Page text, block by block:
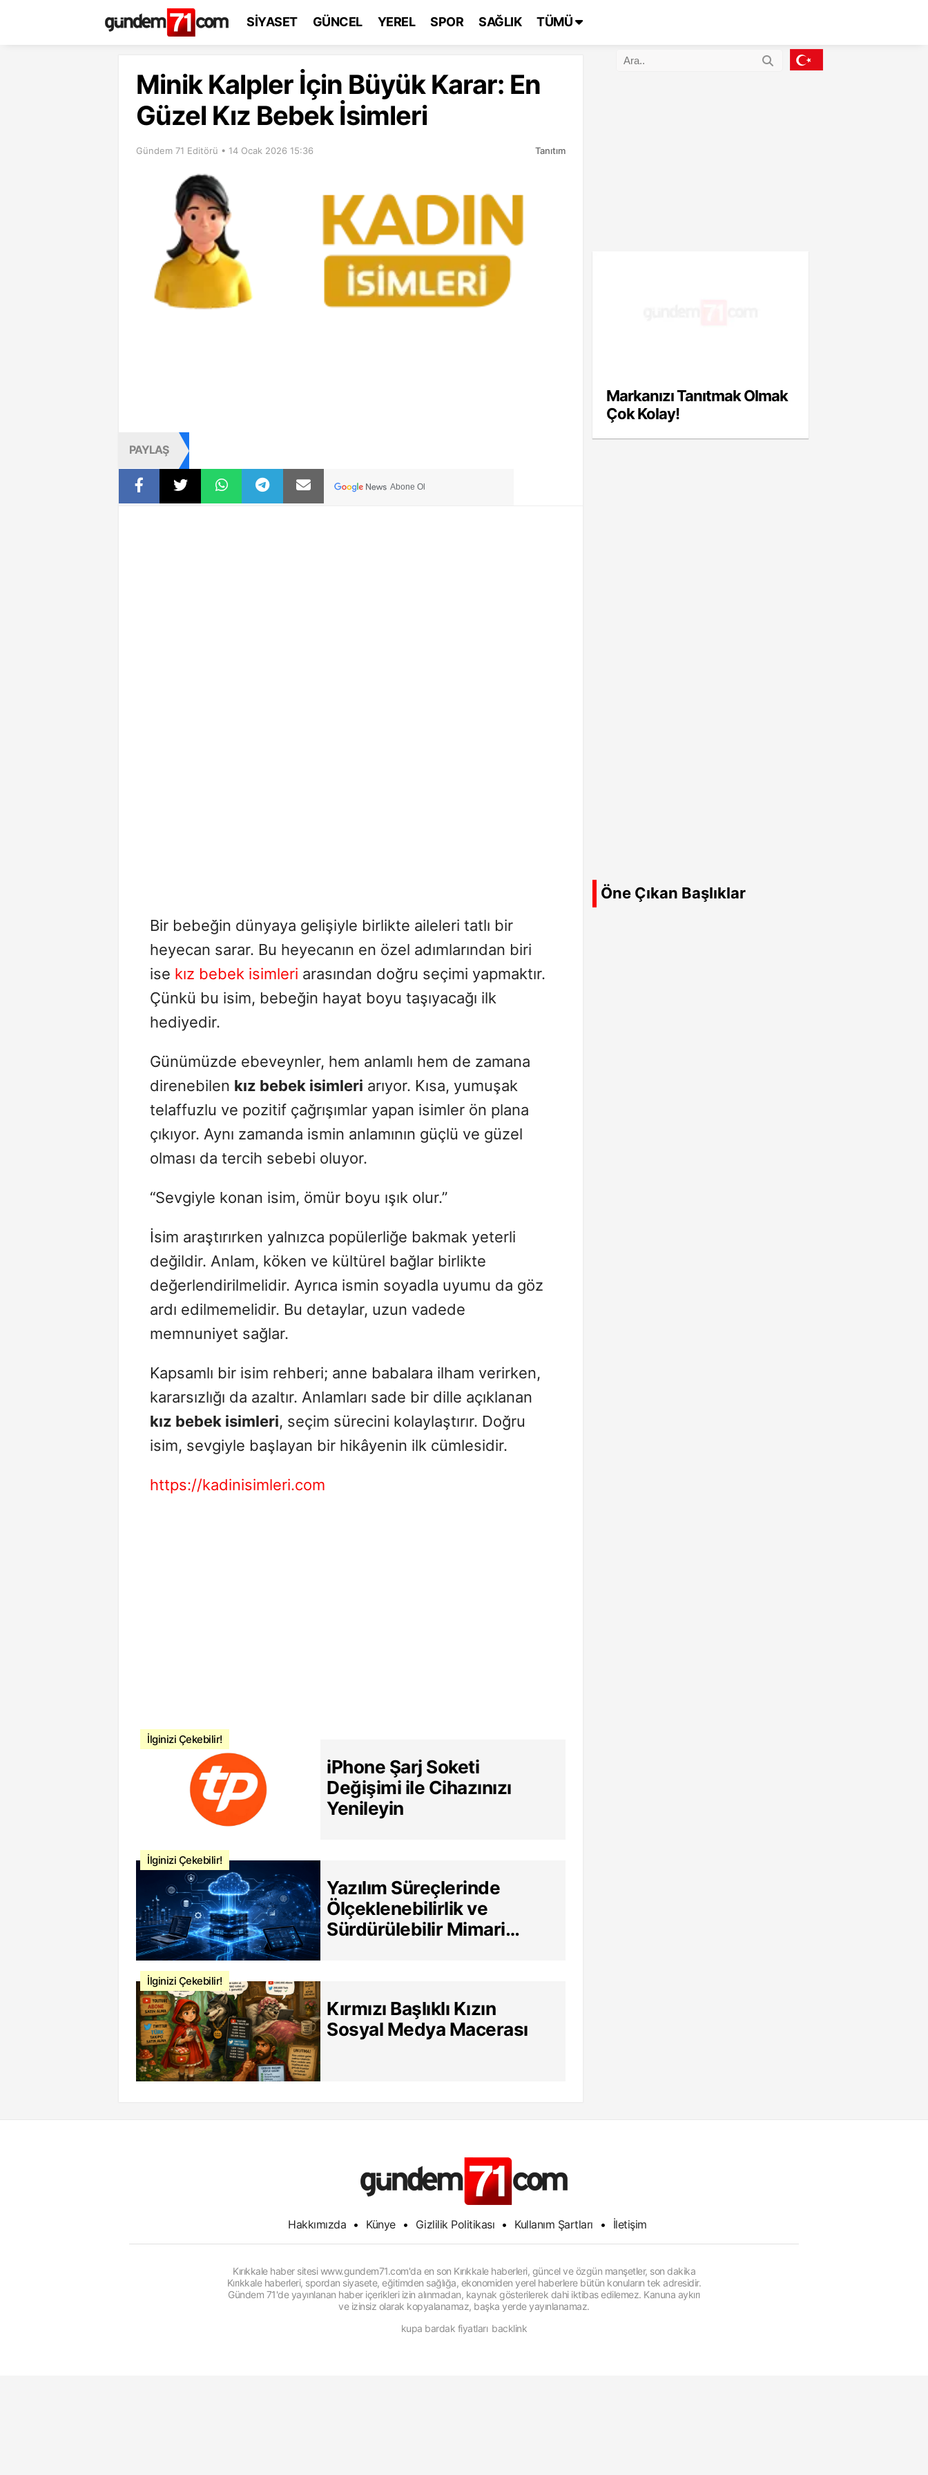
SİYASET GÜNCEL YEREL SPOR SAĞLIK TÜMÜ
Minik Kalpler İçin Büyük Karar: En
Güzel Kız Bebek İsimleri
Gündem 71 Editörü • 14 Ocak 2026 15:36 Tanıtım
PAYLAŞ
Abone Ol
Bir bebeğin dünyaya gelişiyle birlikte aileleri tatlı bir
heyecan sarar. Bu heyecanın en özel adımlarından biri
ise kız bebek isimleri arasından doğru seçimi yapmaktır.
Çünkü bu isim, bebeğin hayat boyu taşıyacağı ilk
hediyedir.
Günümüzde ebeveynler, hem anlamlı hem de zamana
direnebilen kız bebek isimleri arıyor. Kısa, yumuşak
telaffuzlu ve pozitif çağrışımlar yapan isimler ön plana
çıkıyor. Aynı zamanda ismin anlamının güçlü ve güzel
olması da tercih sebebi oluyor.
“Sevgiyle konan isim, ömür boyu ışık olur.”
İsim araştırırken yalnızca popülerliğe bakmak yeterli
değildir. Anlam, köken ve kültürel bağlar birlikte
değerlendirilmelidir. Ayrıca ismin soyadla uyumu da göz
ardı edilmemelidir. Bu detaylar, uzun vadede
memnuniyet sağlar.
Kapsamlı bir isim rehberi; anne babalara ilham verirken,
kararsızlığı da azaltır. Anlamları sade bir dille açıklanan
kız bebek isimleri, seçim sürecini kolaylaştırır. Doğru
isim, sevgiyle başlayan bir hikâyenin ilk cümlesidir.
https://kadinisimleri.com
İlginizi Çekebilir!
iPhone Şarj Soketi
Değişimi ile Cihazınızı
Yenileyin
İlginizi Çekebilir!
Yazılım Süreçlerinde
Ölçeklenebilirlik ve
Sürdürülebilir Mimari
İlginizi Çekebilir!
Kırmızı Başlıklı Kızın
Sosyal Medya Macerası
Markanızı Tanıtmak Olmak
Çok Kolay!
Öne Çıkan Başlıklar
Hakkımızda • Künye • Gizlilik Politikası • Kullanım Şartları • İletişim
Kırıkkale haber sitesi www.gundem71.com'da en son Kırıkkale haberleri, güncel ve özgün manşetler, son dakika
Kırıkkale haberleri, spordan siyasete, eğitimden sağlığa, ekonomiden yerel haberlere bütün konuların tek adresidir.
Gündem 71'de yayınlanan haber içerikleri izin alınmadan, kaynak gösterilerek dahi iktibas edilemez. Kanuna aykırı
ve izinsiz olarak kopyalanamaz, başka yerde yayınlanamaz.
kupa bardak fiyatları backlink